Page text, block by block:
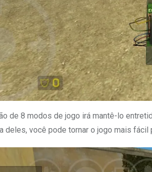
de 8 modos de jogo irá mantê-lo
deles, você pode tornar o jogo mais